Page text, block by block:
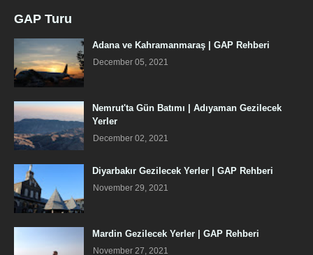
GAP Turu
Adana ve Kahramanmaraş | GAP Rehberi
December 05, 2021
Nemrut'ta Gün Batımı | Adıyaman Gezilecek
Yerler
December 02, 2021
Diyarbakır Gezilecek Yerler | GAP Rehberi
November 29, 2021
Mardin Gezilecek Yerler | GAP Rehberi
November 27, 2021